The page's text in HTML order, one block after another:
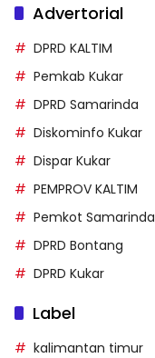
Advertorial
DPRD KALTIM
Pemkab Kukar
DPRD Samarinda
Diskominfo Kukar
Dispar Kukar
PEMPROV KALTIM
Pemkot Samarinda
DPRD Bontang
DPRD Kukar
Label
kalimantan timur